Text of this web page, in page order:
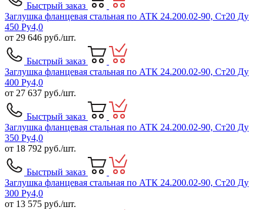
Быстрый заказ
Заглушка фланцевая стальная по АТК 24.200.02-90, Ст20 Ду
450 Ру4,0
от 29 646 руб./шт.
Быстрый заказ
Заглушка фланцевая стальная по АТК 24.200.02-90, Ст20 Ду
400 Ру4,0
от 27 637 руб./шт.
Быстрый заказ
Заглушка фланцевая стальная по АТК 24.200.02-90, Ст20 Ду
350 Ру4,0
от 18 792 руб./шт.
Быстрый заказ
Заглушка фланцевая стальная по АТК 24.200.02-90, Ст20 Ду
300 Ру4,0
от 13 575 руб./шт.